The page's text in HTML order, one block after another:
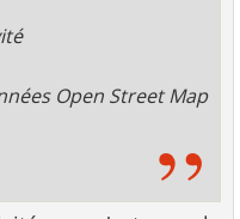
Open Street Map